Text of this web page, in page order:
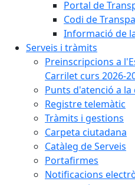
Portal de
Codi de
Informació de
Serveis i tràmits
Preinscripcions a
Carrilet curs 2026-
Punts d'atenció a la
Registre telemàtic
Tràmits i gestions
Carpeta ciutadana
Catàleg de Serveis
Portafirmes
Notificacions